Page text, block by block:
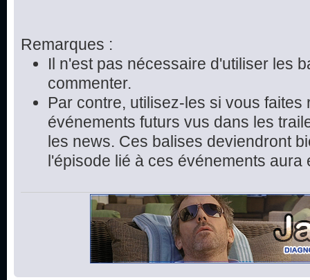
Remarques :
Il n'est pas nécessaire d'utiliser les
commenter.
Par contre, utilisez-les si vous faites
événements futurs vus dans les
les news. Ces balises deviendront
l'épisode lié à ces événements aura